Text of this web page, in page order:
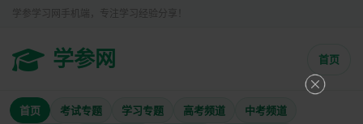
学参网 首页
首页 考试专题 学习专题 高考频道 中考频道